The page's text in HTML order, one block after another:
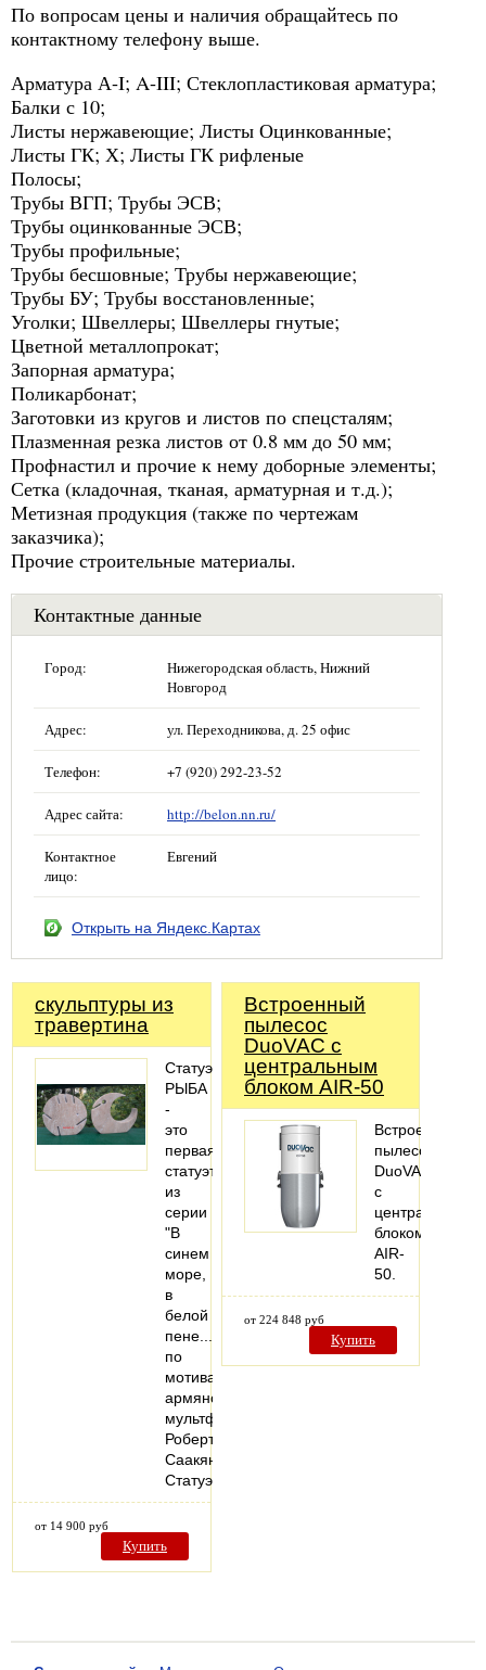
По вопросам цены и наличия обращайтесь по
контактному телефону выше.
Арматура А-I; A-III; Стеклопластиковая арматура;
Балки с 10;
Листы нержавеющие; Листы Оцинкованные;
Листы ГК; Х; Листы ГК рифленые
Полосы;
Трубы ВГП; Трубы ЭСВ;
Трубы оцинкованные ЭСВ;
Трубы профильные;
Трубы бесшовные; Трубы нержавеющие;
Трубы БУ; Трубы восстановленные;
Уголки; Швеллеры; Швеллеры гнутые;
Цветной металлопрокат;
Запорная арматура;
Поликарбонат;
Заготовки из кругов и листов по спецсталям;
Плазменная резка листов от 0.8 мм до 50 мм;
Профнастил и прочие к нему доборные элементы;
Сетка (кладочная, тканая, арматурная и т.д.);
Метизная продукция (также по чертежам
заказчика);
Прочие строительные материалы.
Контактные данные
Город:
Нижегородская область, Нижний
Новгород
Адрес: ул. Переходникова, д. 25 офис
Телефон: +7 (920) 292-23-52
Адрес сайта: http://belon.nn.ru/
Контактное
лицо:
Евгений
Открыть на Яндекс.Картах
скульптуры из
травертина
Статуэтка
РЫБА
-
это
первая
статуэтка
из
серии
"В
синем
море,
в
белой
пене..."
по
мотивам
армянского
мультфильма
Роберта
Саакянца.
Статуэтка…
от 14 900 руб
Купить
Встроенный
пылесос
DuoVAC с
центральным
блоком AIR-50
Встроенный
пылесос
DuoVAC
с
центральным
блоком
AIR-
50.
от 224 848 руб
Купить